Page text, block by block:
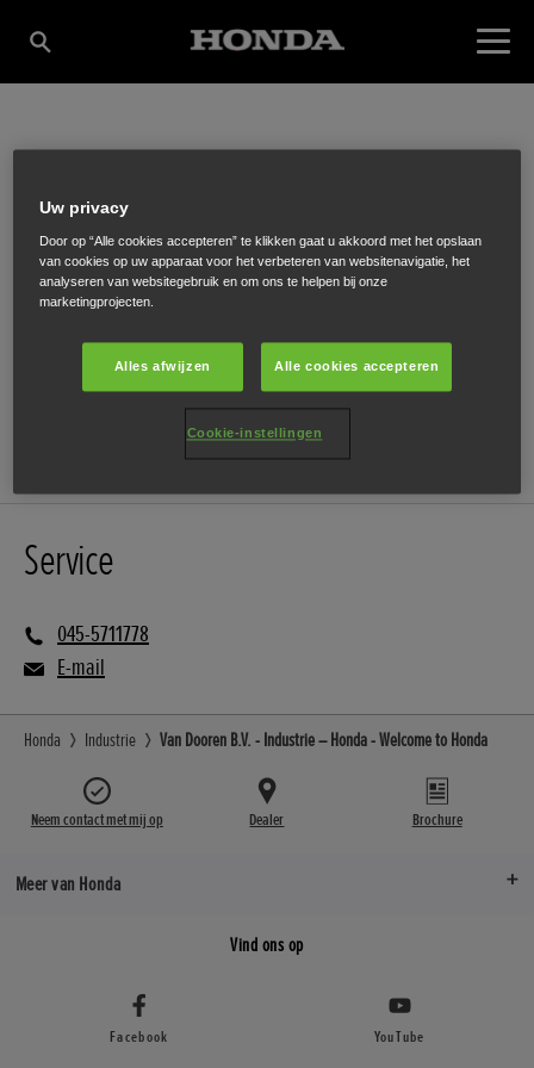
VAN DOOREN B.V.
In de Cramer 17,Heerlen,6411 RS
ONTVANG EEN ROUTEBESCHRIJVING
Service
045-5711778
E-mail
Honda Industrie Van Dooren B.V. - Industrie – Honda - Welcome to Honda
Neem contact met mij op Dealer Brochure
Meer van Honda
Vind ons op
Facebook YouTube
Uw privacy
Door op “Alle cookies accepteren” te klikken gaat u akkoord met het opslaan
van cookies op uw apparaat voor het verbeteren van websitenavigatie, het
analyseren van websitegebruik en om ons te helpen bij onze
marketingprojecten.
Alles afwijzen Alle cookies accepteren
Cookie-instellingen